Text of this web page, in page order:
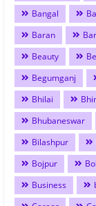
Bangal
Baran
Beauty
Begumganj
Bhilai
Bhubaneswar
Bilashpur
Bojpur
Business